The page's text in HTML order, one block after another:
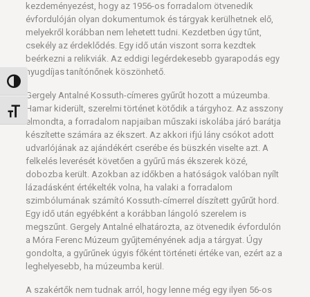
Nagy kontraszt váltása
Betűméret váltása
kezdeményezést, hogy az 1956-os forradalom ötvenedik
évfordulóján olyan dokumentumok és tárgyak kerülhetnek elő,
melyekről korábban nem lehetett tudni. Kezdetben úgy tűnt,
csekély az érdeklődés. Egy idő után viszont sorra kezdtek
beérkezni a relikviák. Az eddigi legérdekesebb gyarapodás egy
nyugdíjas tanítónőnek köszönhető.
Gergely Antalné Kossuth-címeres gyűrűt hozott a múzeumba.
Hamar kiderült, szerelmi történet kötődik a tárgyhoz. Az asszony
elmondta, a forradalom napjaiban műszaki iskolába járó barátja
készítette számára az ékszert. Az akkori ifjú lány csókot adott
udvarlójának az ajándékért cserébe és büszkén viselte azt. A
felkelés leverését követően a gyűrű más ékszerek közé,
dobozba került. Azokban az időkben a hatóságok valóban nyílt
lázadásként értékelték volna, ha valaki a forradalom
szimbólumának számító Kossuth-címerrel díszített gyűrűt hord.
Egy idő után egyébként a korábban lángoló szerelem is
megszűnt. Gergely Antalné elhatározta, az ötvenedik évfordulón
a Móra Ferenc Múzeum gyűjteményének adja a tárgyat. Úgy
gondolta, a gyűrűnek úgyis főként történeti értéke van, ezért az a
leghelyesebb, ha múzeumba kerül.
A szakértők nem tudnak arról, hogy lenne még egy ilyen 56-os